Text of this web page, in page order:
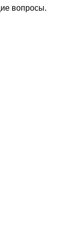
вопросы.